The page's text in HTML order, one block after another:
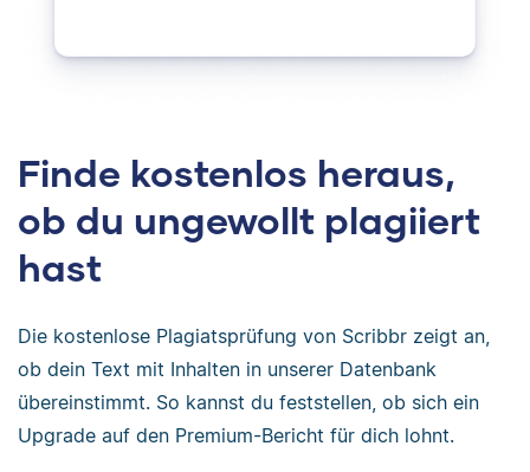
Finde kostenlos heraus,
ob du ungewollt plagiiert
hast
Die kostenlose Plagiatsprüfung von Scribbr zeigt an,
ob dein Text mit Inhalten in unserer Datenbank
übereinstimmt. So kannst du feststellen, ob sich ein
Upgrade auf den Premium-Bericht für dich lohnt.